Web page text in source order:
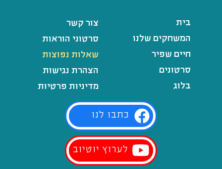
צור קשר
סרטוני הוראות
שאלות נפוצות
הצהרת נגישות
מדיניות פרטיות
בית
המשחקים שלנו
חיים שפיר
סרטונים
בלוג
לערוץ יוטיוב
כתבו לנו